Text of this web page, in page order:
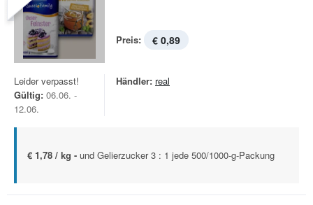
Preis: € 0,89
Leider verpasst!
Gültig: 06.06. -
12.06.
Händler: real
€ 1,78 / kg - und Gelierzucker 3 : 1 jede 500/1000-g-Packung